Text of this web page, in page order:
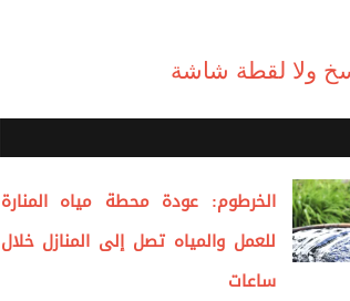
ولا لقطة شاشة
الخرطوم: عودة محطة مياه المنارة
للعمل والمياه تصل إلى المنازل خلال
ساعات